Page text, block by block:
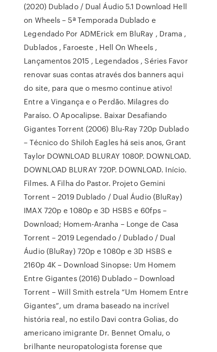
(2020) Dublado / Dual Áudio 5.1 Download Hell
on Wheels – 5ª Temporada Dublado e
Legendado Por ADMErick em BluRay , Drama ,
Dublados , Faroeste , Hell On Wheels ,
Lançamentos 2015 , Legendados , Séries Favor
renovar suas contas através dos banners aqui
do site, para que o mesmo continue ativo!
Entre a Vingança e o Perdão. Milagres do
Paraíso. O Apocalipse. Baixar Desafiando
Gigantes Torrent (2006) Blu-Ray 720p Dublado
– Técnico do Shiloh Eagles há seis anos, Grant
Taylor DOWNLOAD BLURAY 1080P. DOWNLOAD.
DOWNLOAD BLURAY 720P. DOWNLOAD. Início.
Filmes. A Filha do Pastor. Projeto Gemini
Torrent – 2019 Dublado / Dual Áudio (BluRay)
IMAX 720p e 1080p e 3D HSBS e 60fps –
Download; Homem-Aranha – Longe de Casa
Torrent – 2019 Legendado / Dublado / Dual
Áudio (BluRay) 720p e 1080p e 3D HSBS e
2160p 4K – Download Sinopse: Um Homem
Entre Gigantes (2016) Dublado – Download
Torrent – Will Smith estrela “Um Homem Entre
Gigantes”, um drama baseado na incrível
história real, no estilo Davi contra Golias, do
americano imigrante Dr. Bennet Omalu, o
brilhante neuropatologista forense que